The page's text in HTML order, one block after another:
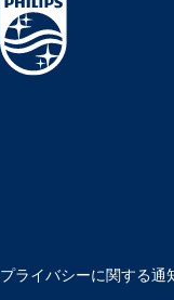
プライバシーに関する通